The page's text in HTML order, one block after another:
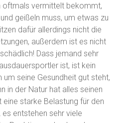
oftmals vermittelt bekommt,
geißeln muss, um etwas zu
dafür allerdings nicht die
außerdem ist es nicht
Dass jemand sehr
ist, ist kein
seine Gesundheit gut steht,
in der Natur hat alles seinen
starke Belastung für den
entstehen sehr viele